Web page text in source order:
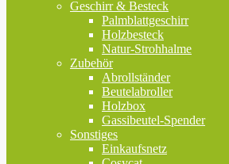
Geschirr & Besteck
Palmblattgeschirr
Holzbesteck
Natur-Strohhalme
Zubehör
Abrollständer
Beutelabroller
Holzbox
Gassibeutel-Spender
Sonstiges
Einkaufsnetz